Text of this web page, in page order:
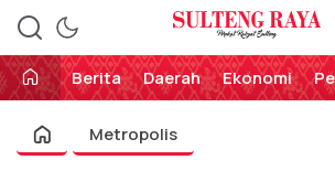
Sulteng Raya
Perekat Rakyat Sulteng
Berita
Daerah Ekonomi
Metropolis